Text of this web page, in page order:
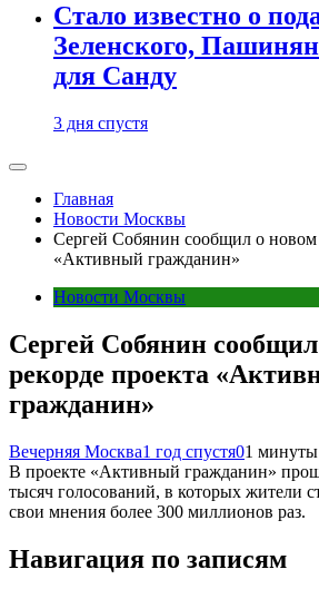
Стало известно о
Зеленского,
для Санду
3 дня спустя
Главная
Новости Москвы
Сергей Собянин сообщил о новом
«Активный гражданин»
Новости Москвы
Сергей Собянин
рекорде проекта
гражданин»
Вечерняя Москва1 год спустя01 минуты
В проекте «Активный гражданин»
тысяч голосований, в которых жители
свои мнения более 300 миллионов раз.
Навигация по записям